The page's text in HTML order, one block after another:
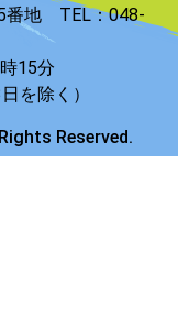
番地 TEL：048-
15分
を除く）
Reserved.